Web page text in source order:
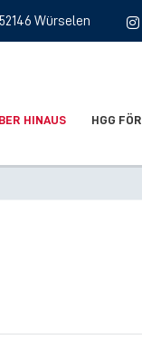
Würselen
HINAUS HGG